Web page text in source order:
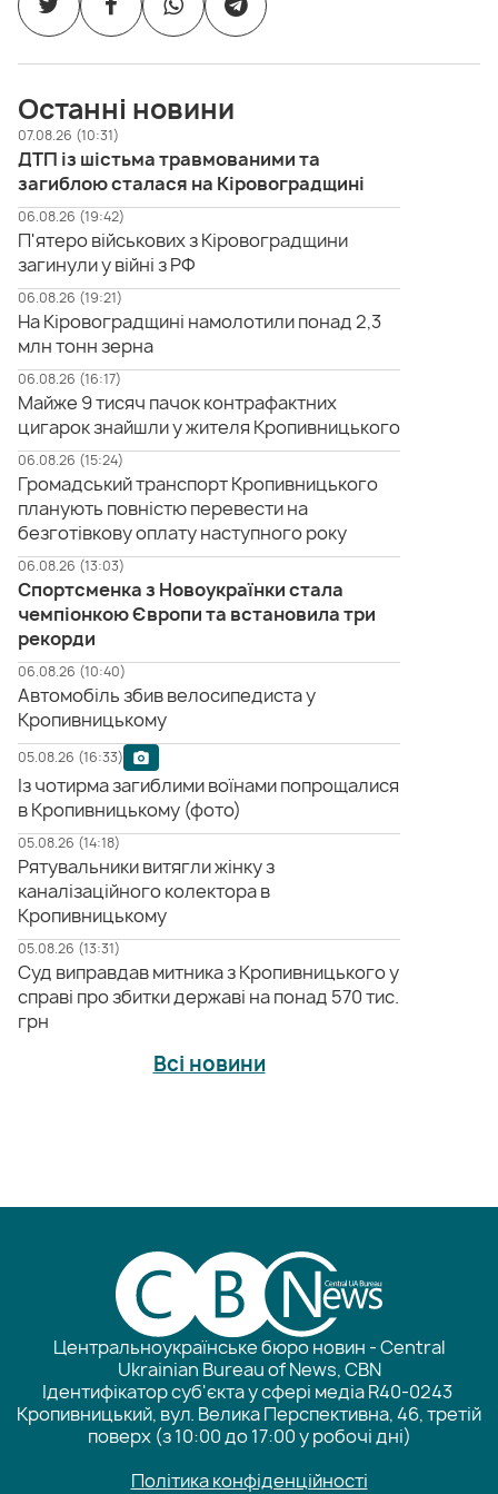
Останні новини
07.08.26 (10:31)
ДТП із шістьма травмованими та
загиблою сталася на Кіровоградщині
06.08.26 (19:42)
П'ятеро військових з Кіровоградщини
загинули у війні з РФ
06.08.26 (19:21)
На Кіровоградщині намолотили понад 2,3
млн тонн зерна
06.08.26 (16:17)
Майже 9 тисяч пачок контрафактних
цигарок знайшли у жителя Кропивницького
06.08.26 (15:24)
Громадський транспорт Кропивницького
планують повністю перевести на
безготівкову оплату наступного року
06.08.26 (13:03)
Спортсменка з Новоукраїнки стала
чемпіонкою Європи та встановила три
рекорди
06.08.26 (10:40)
Автомобіль збив велосипедиста у
Кропивницькому
05.08.26 (16:33)
Із чотирма загиблими воїнами попрощалися
в Кропивницькому (фото)
05.08.26 (14:18)
Рятувальники витягли жінку з
каналізаційного колектора в
Кропивницькому
05.08.26 (13:31)
Суд виправдав митника з Кропивницького у
справі про збитки державі на понад 570 тис.
грн
Всі новини
Центральноукраїнське бюро новин - Central
Ukrainian Bureau of News, CBN
Ідентифікатор суб'єкта у сфері медіа R40-0243
Кропивницький, вул. Велика Перспективна, 46, третій
поверх (з 10:00 до 17:00 у робочі дні)
Політика конфіденційності